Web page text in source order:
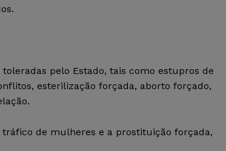
pelo Estado, tais como estupros de
esterilização forçada, aborto forçado,
de mulheres e a prostituição forçada,